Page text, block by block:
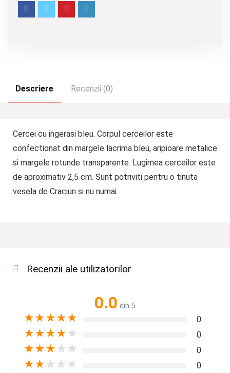
Descriere Recenzii (0)
Cercei cu ingerasi bleu. Corpul cerceilor este
confectionat din margele lacrima bleu, aripioare metalice
si margele rotunde transparente. Lugimea cerceilor este
de aproximativ 2,5 cm. Sunt potriviti pentru o tinuta
vesela de Craciun si nu numai.
Recenzii ale utilizatorilor
0.0 din 5
★★★★★ 0
★★★★ ★ 0
★★★ ★ ★ 0
★★ ★ ★ ★ 0